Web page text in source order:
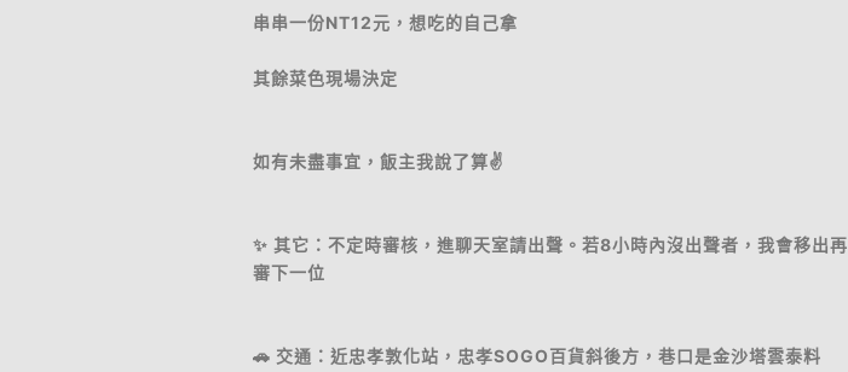
串串一份NT12元，想吃的自己拿
其餘菜色現場決定
如有未盡事宜，飯主我說了算✌️
✨ 其它：不定時審核，進聊天室請出聲。若8小時內沒出聲者，我會移出再
審下一位
🚗 交通：近忠孝敦化站，忠孝SOGO百貨斜後方，巷口是金沙塔雲泰料